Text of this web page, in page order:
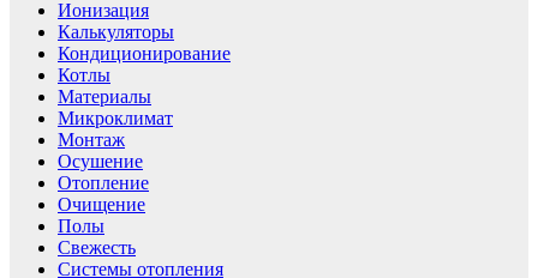
Ионизация
Калькуляторы
Кондиционирование
Котлы
Материалы
Микроклимат
Монтаж
Осушение
Отопление
Очищение
Полы
Свежесть
Системы отопления